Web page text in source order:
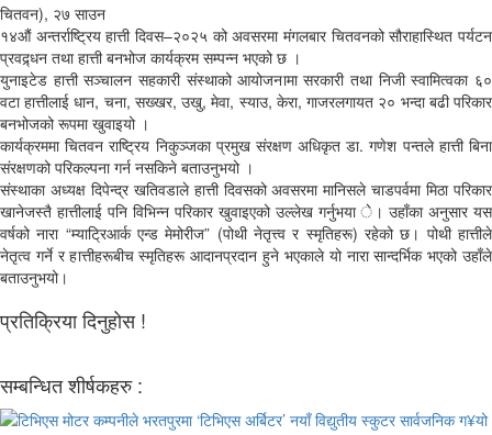
चितवन), २७ साउन
१४औं अन्तर्राष्ट्रिय हात्ती दिवस–२०२५ को अवसरमा मंगलबार चितवनको सौराहास्थित पर्यटन
प्रवद्र्धन तथा हात्ती बनभोज कार्यक्रम सम्पन्न भएको छ ।
युनाइटेड हात्ती सञ्चालन सहकारी संस्थाको आयोजनामा सरकारी तथा निजी स्वामित्वका ६०
वटा हात्तीलाई धान, चना, सख्खर, उखु, मेवा, स्याउ, केरा, गाजरलगायत २० भन्दा बढी परिकार
बनभोजको रूपमा खुवाइयो ।
कार्यक्रममा चितवन राष्ट्रिय निकुञ्जका प्रमुख संरक्षण अधिकृत डा. गणेश पन्तले हात्ती बिना
संरक्षणको परिकल्पना गर्न नसकिने बताउनुभयो ।
संस्थाका अध्यक्ष दिपेन्द्र खतिवडाले हात्ती दिवसको अवसरमा मानिसले चाडपर्वमा मिठा परिकार
खानेजस्तै हात्तीलाई पनि विभिन्न परिकार खुवाइएको उल्लेख गर्नुभया े। उहाँका अनुसार यस
वर्षको नारा “म्याट्रिआर्क एन्ड मेमोरीज” (पोथी नेतृत्त्व र स्मृतिहरू) रहेको छ। पोथी हात्तीले
नेतृत्व गर्ने र हात्तीहरूबीच स्मृतिहरू आदानप्रदान हुने भएकाले यो नारा सान्दर्भिक भएको उहाँले
बताउनुभयो।
प्रतिक्रिया दिनुहोस !
सम्बन्धित शीर्षकहरु :